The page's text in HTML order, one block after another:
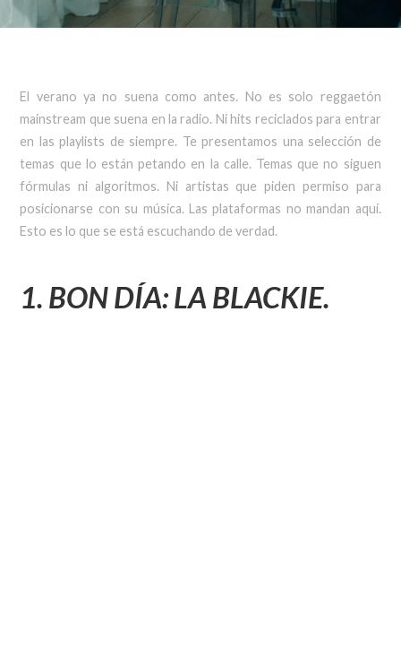
El verano ya no suena como antes. No es solo reggaetón
mainstream que suena en la radio. Ni hits reciclados para entrar
en las playlists de siempre. Te presentamos una selección de
temas que lo están petando en la calle. Temas que no siguen
fórmulas ni algoritmos. Ni artistas que piden permiso para
posicionarse con su música. Las plataformas no mandan aquí.
Esto es lo que se está escuchando de verdad.
1. BON DÍA: LA BLACKIE.